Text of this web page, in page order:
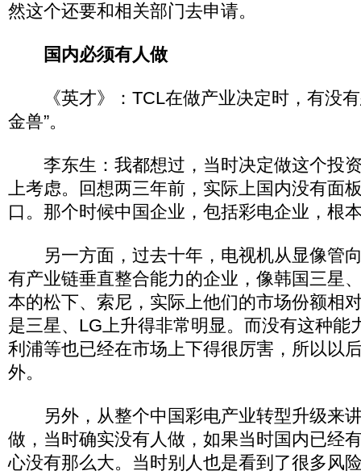
然这个还要和相关部门去申请。
国内必须有人做
《英才》：TCL在做产业决定时，有没有
金兽”。
李东生：我都想过，当时决定做这个投
上考虑。回想两三年前，实际上国内没有面
口。那个时候中国企业，包括彩电企业，根
另一方面，过去十年，电视机从显像管
有产业链垂直整合能力的企业，像韩国三星
本的松下、索尼，实际上他们的市场份额相
是三星、LG上升得非常明显。而没有这种能
利浦等也已经在市场上下得很厉害，所以以
外。
另外，从整个中国彩电产业转型升级来
做，当时确实没有人做，如果当时国内已经
心没有那么大。当时别人也是看到了很多风